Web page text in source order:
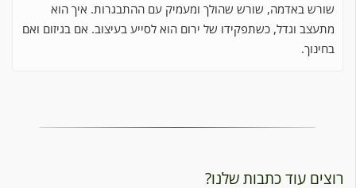
באדמה, שורש שהולך ומעמיק עם ההתבגרות. איך הוא
וגדל, כשתפקידו של ירום הוא לסייע בעיצוב. אם בגיזום ואם
עוד כתבות שלנו?